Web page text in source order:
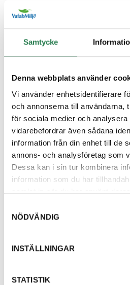
Samtycke
Denna webbplats använder
Vi använder enhetsidentifierare
och annonserna till användarna,
för sociala medier och
vidarebefordrar även sådana
information från din enhet till de
annons- och analysföretag som
Dessa kan i sin tur kombinera
information som du har
samlat in när du har använt
NÖDVÄNDIG
INSTÄLLNINGAR
STATISTIK